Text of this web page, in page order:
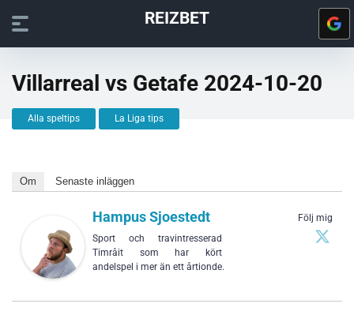
REIZBET
Villarreal vs Getafe 2024-10-20
Alla speltips La Liga tips
Om Senaste inläggen
Följ mig
Hampus Sjoestedt
Sport och travintresserad
Timråit som har kört
andelspel i mer än ett årtionde.